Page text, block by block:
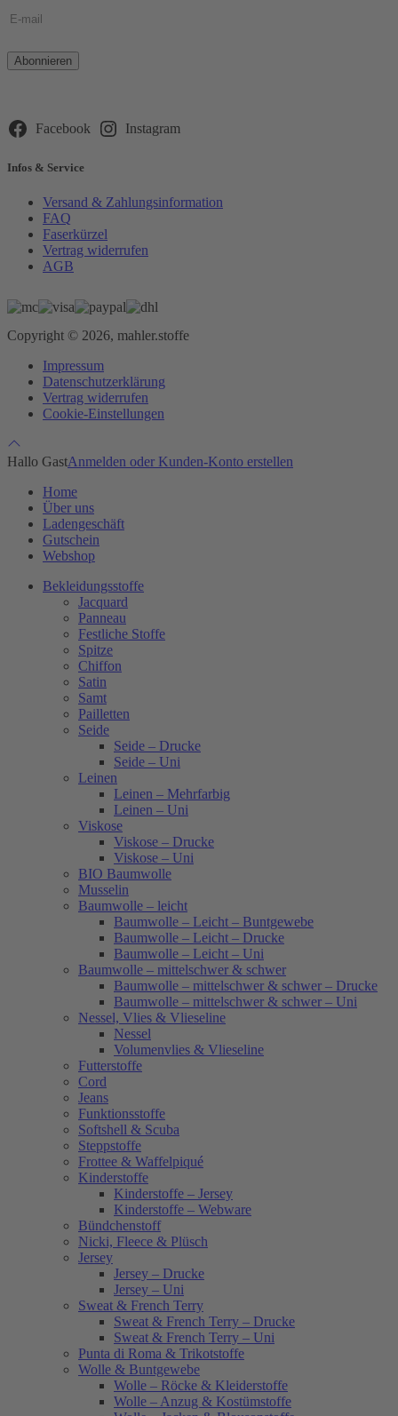
Bitte
lasse
leer.
Facebook Instagram
Infos & Service
Versand & Zahlungsinformation
FAQ
Faserkürzel
Vertrag widerrufen
AGB
Copyright © 2026, mahler.stoffe
Impressum
Datenschutzerklärung
Vertrag widerrufen
Cookie-Einstellungen
Hallo GastAnmelden oder Kunden-Konto erstellen
Home
Über uns
Ladengeschäft
Gutschein
Webshop
Bekleidungsstoffe
Jacquard
Panneau
Festliche Stoffe
Spitze
Chiffon
Satin
Samt
Pailletten
Seide
Seide – Drucke
Seide – Uni
Leinen
Leinen – Mehrfarbig
Leinen – Uni
Viskose
Viskose – Drucke
Viskose – Uni
BIO Baumwolle
Musselin
Baumwolle – leicht
Baumwolle – Leicht – Buntgewebe
Baumwolle – Leicht – Drucke
Baumwolle – Leicht – Uni
Baumwolle – mittelschwer & schwer
Baumwolle – mittelschwer & schwer – Drucke
Baumwolle – mittelschwer & schwer – Uni
Nessel, Vlies & Vlieseline
Nessel
Volumenvlies & Vlieseline
Futterstoffe
Cord
Jeans
Funktionsstoffe
Softshell & Scuba
Steppstoffe
Frottee & Waffelpiqué
Kinderstoffe
Kinderstoffe – Jersey
Kinderstoffe – Webware
Bündchenstoff
Nicki, Fleece & Plüsch
Jersey
Jersey – Drucke
Jersey – Uni
Sweat & French Terry
Sweat & French Terry – Drucke
Sweat & French Terry – Uni
Punta di Roma & Trikotstoffe
Wolle & Buntgewebe
Wolle – Röcke & Kleiderstoffe
Wolle – Anzug & Kostümstoffe